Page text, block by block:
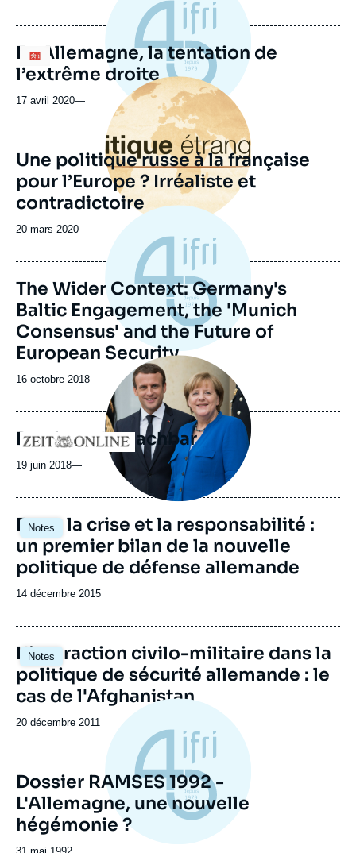
Logo
En Allemagne, la tentation de
l’extrême droite
17 avril 2020—
Image
principale
Une politique russe à la française
pour l’Europe ? Irréaliste et
contradictoire
Date
publication
20 mars 2020
The Wider Context: Germany's
Baltic Engagement, the 'Munich
Consensus' and the Future of
European Security
Date
publication
16 octobre 2018
Logo
Image
principale
médiatique
Der fremde Nachbar
19 juin 2018—
Notes
Entre la crise et la responsabilité :
un premier bilan de la nouvelle
politique de défense allemande
Date
publication
14 décembre 2015
Notes
L'interaction civilo-militaire dans la
politique de sécurité allemande : le
cas de l'Afghanistan
Date
publication
20 décembre 2011
Dossier RAMSES 1992 -
L'Allemagne, une nouvelle
hégémonie ?